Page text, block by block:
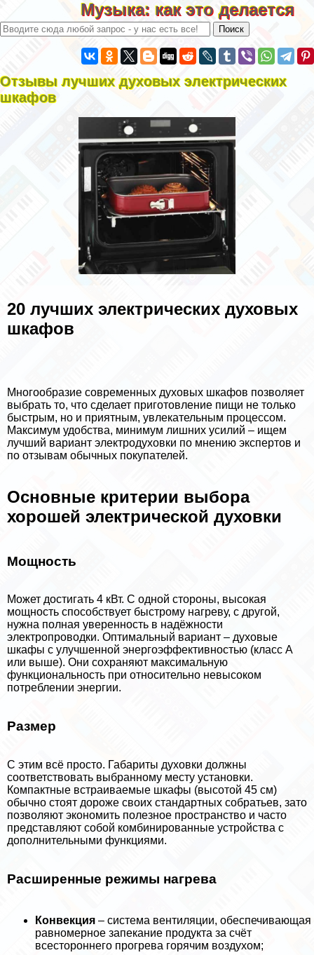
Музыка: как это делается
Отзывы лучших духовых электрических
шкафов
20 лучших электрических духовых
шкафов
Многообразие современных духовых шкафов позволяет
выбрать то, что сделает приготовление пищи не только
быстрым, но и приятным, увлекательным процессом.
Максимум удобства, минимум лишних усилий – ищем
лучший вариант электродуховки по мнению экспертов и
по отзывам обычных покупателей.
Основные критерии выбора
хорошей электрической духовки
Мощность
Может достигать 4 кВт. С одной стороны, высокая
мощность способствует быстрому нагреву, с другой,
нужна полная уверенность в надёжности
электропроводки. Оптимальный вариант – духовые
шкафы с улучшенной энергоэффективностью (класс А
или выше). Они сохраняют максимальную
функциональность при относительно невысоком
потрeблении энергии.
Размер
С этим всё просто. Габариты духовки должны
соответствовать выбранному месту установки.
Компактные встраиваемые шкафы (высотой 45 см)
обычно стоят дороже своих стандартных собратьев, зато
позволяют экономить полезное прострaнcтво и часто
представляют собой комбинированные устройства с
дополнительными функциями.
Расширенные режимы нагрева
Конвекция – система вентиляции, обеспечивающая
равномерное запекание продукта за счёт
всестороннего прогрева горячим воздухом;